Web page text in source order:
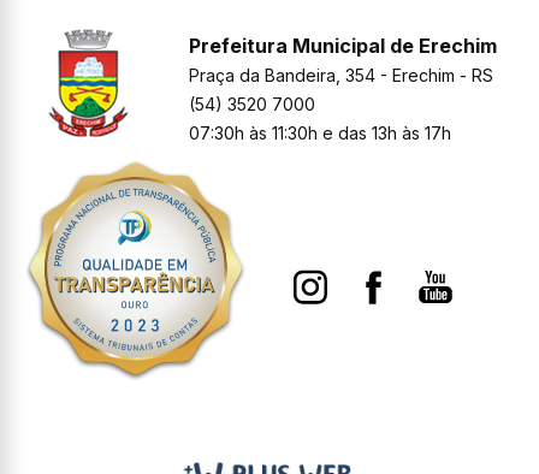
Prefeitura Municipal de Erechim
Praça da Bandeira, 354 - Erechim - RS
(54) 3520 7000
07:30h às 11:30h e das 13h às 17h